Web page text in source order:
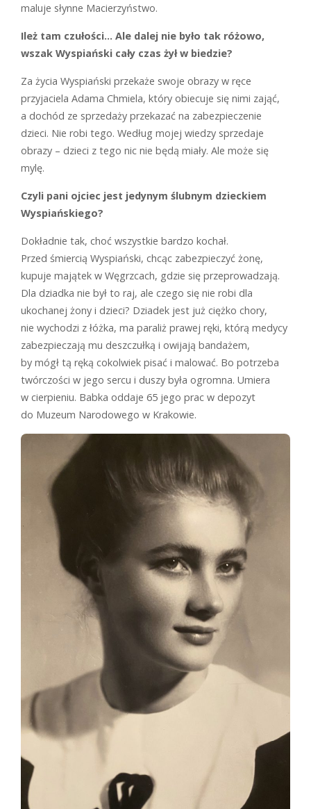
maluje słynne Macierzyństwo.
Ileż tam czułości… Ale dalej nie było tak różowo,
wszak Wyspiański cały czas żył w biedzie?
Za życia Wyspiański przekaże swoje obrazy w ręce
przyjaciela Adama Chmiela, który obiecuje się nimi zająć,
a dochód ze sprzedaży przekazać na zabezpieczenie
dzieci. Nie robi tego. Według mojej wiedzy sprzedaje
obrazy – dzieci z tego nic nie będą miały. Ale może się
mylę.
Czyli pani ojciec jest jedynym ślubnym dzieckiem
Wyspiańskiego?
Dokładnie tak, choć wszystkie bardzo kochał.
Przed śmiercią Wyspiański, chcąc zabezpieczyć żonę,
kupuje majątek w Węgrzcach, gdzie się przeprowadzają.
Dla dziadka nie był to raj, ale czego się nie robi dla
ukochanej żony i dzieci? Dziadek jest już ciężko chory,
nie wychodzi z łóżka, ma paraliż prawej ręki, którą medycy
zabezpieczają mu deszczułką i owijają bandażem,
by mógł tą ręką cokolwiek pisać i malować. Bo potrzeba
twórczości w jego sercu i duszy była ogromna. Umiera
w cierpieniu. Babka oddaje 65 jego prac w depozyt
do Muzeum Narodowego w Krakowie.